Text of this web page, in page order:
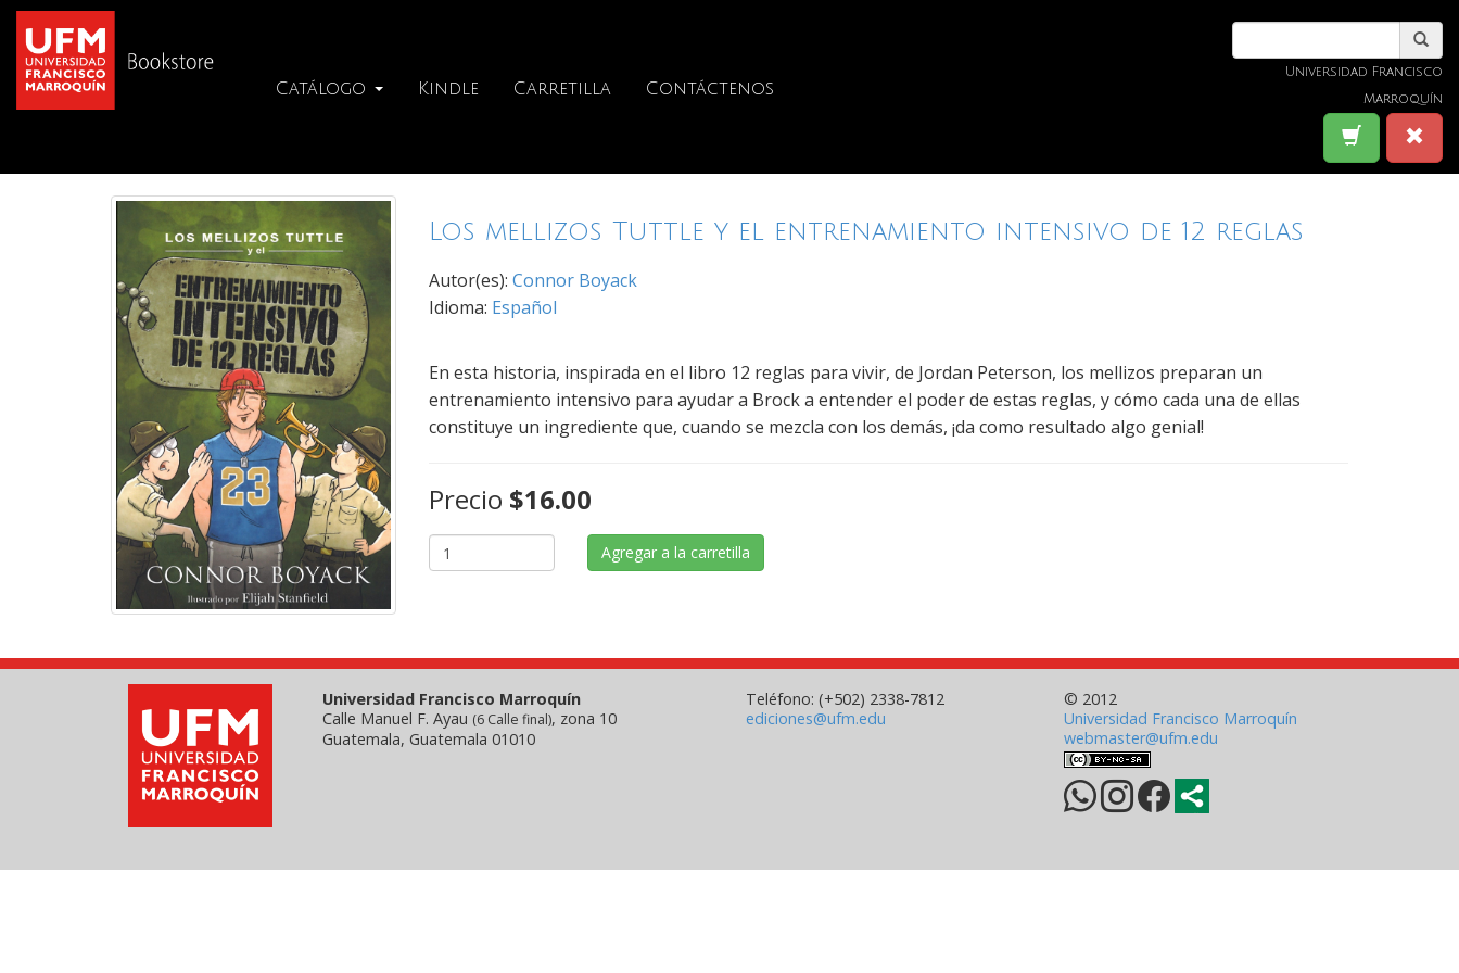
Catálogo Kindle Carretilla Contáctenos
Universidad Francisco
Marroquín
Los mellizos Tuttle y el entrenamiento intensivo de 12 reglas
Autor(es): Connor Boyack
Idioma: Español
En esta historia, inspirada en el libro 12 reglas para vivir, de Jordan Peterson, los mellizos preparan un
entrenamiento intensivo para ayudar a Brock a entender el poder de estas reglas, y cómo cada una de ellas
constituye un ingrediente que, cuando se mezcla con los demás, ¡da como resultado algo genial!
Precio $16.00
Agregar a la carretilla
Universidad Francisco Marroquín
Calle Manuel F. Ayau (6 Calle final), zona 10
Guatemala, Guatemala 01010
Teléfono: (+502) 2338-7812
ediciones@ufm.edu
© 2012
Universidad Francisco Marroquín
webmaster@ufm.edu